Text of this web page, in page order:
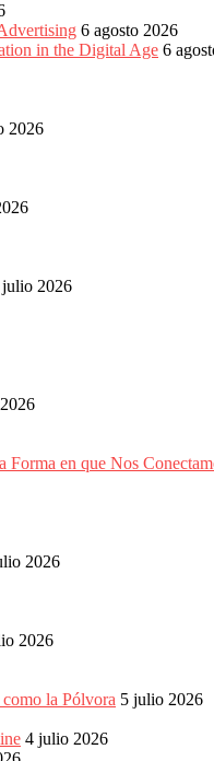
6 agosto 2026
in the Digital Age 6
2026
julio 2026
en que Nos
2026
2026
la Pólvora 5 julio 2026
4 julio 2026